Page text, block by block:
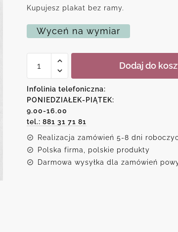
Kupujesz plakat bez ramy.
Wyceń na wymiar
Kobiece
jeden
zestaw
Dodaj do
Infolinia telefoniczna:
PONIEDZIAŁEK-PIĄTEK:
9.00-16.00
tel.: 881 31 71 81
Realizacja zamówień 5-8 dni
Polska firma, polskie produkty
Darmowa wysyłka dla zamówień